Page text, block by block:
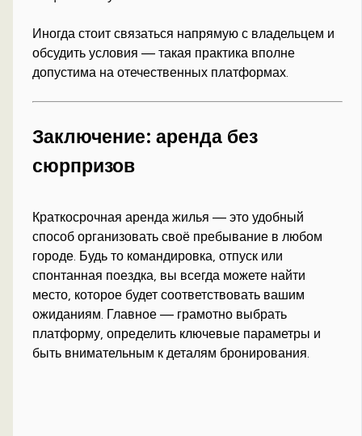
Иногда стоит связаться напрямую с владельцем и
обсудить условия — такая практика вполне
допустима на отечественных платформах.
Заключение: аренда без
сюрпризов
Краткосрочная аренда жилья — это удобный
способ организовать своё пребывание в любом
городе. Будь то командировка, отпуск или
спонтанная поездка, вы всегда можете найти
место, которое будет соответствовать вашим
ожиданиям. Главное — грамотно выбрать
платформу, определить ключевые параметры и
быть внимательным к деталям бронирования.